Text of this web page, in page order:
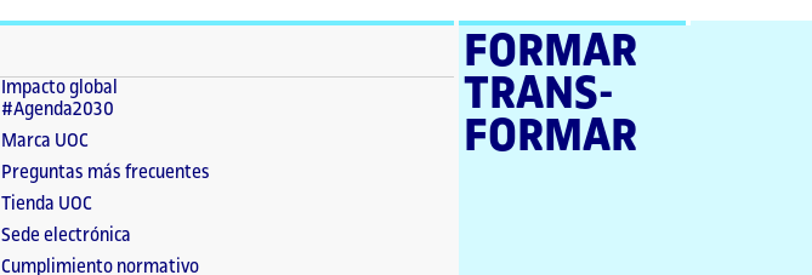
Impacto global
#Agenda2030
Marca UOC
Preguntas más frecuentes
Tienda UOC
Sede electrónica
Cumplimiento normativo
FORMAR
TRANS­
FORMAR